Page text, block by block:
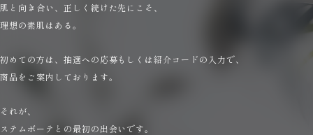
肌と向き合い、正しく続けた先にこそ、
理想の素肌はある。
初めての方は、抽選への応募もしくは紹介コードの入力で、
商品をご案内しております。
それが、
ステムボーテとの最初の出会いです。